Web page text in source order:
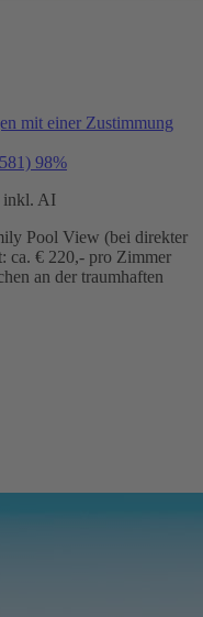
mit einer Zustimmung
98%
inkl. AI
Pool View (bei direkter
ca. € 220,- pro Zimmer
an der traumhaften